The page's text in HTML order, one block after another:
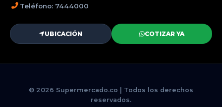
Teléfono: 7444000
UBICACIÓN COTIZAR YA
© 2026 Supermercado.co | Todos los derechos
reservados.